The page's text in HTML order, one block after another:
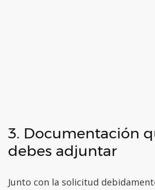
3. Documentación
debes adjuntar
Junto con la solicitud